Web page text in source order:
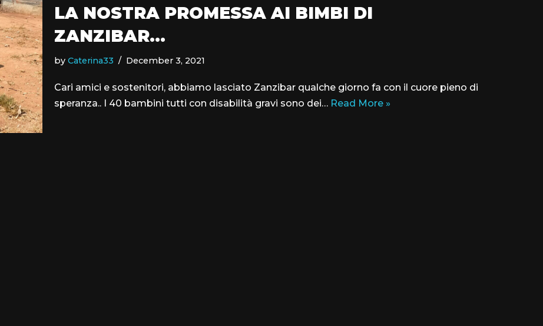
LA NOSTRA PROMESSA AI BIMBI DI
ZANZIBAR…
by Caterina33 December 3, 2021
Cari amici e sostenitori, abbiamo lasciato Zanzibar qualche giorno fa con il cuore pieno di
speranza.. I 40 bambini tutti con disabilità gravi sono dei… Read More »